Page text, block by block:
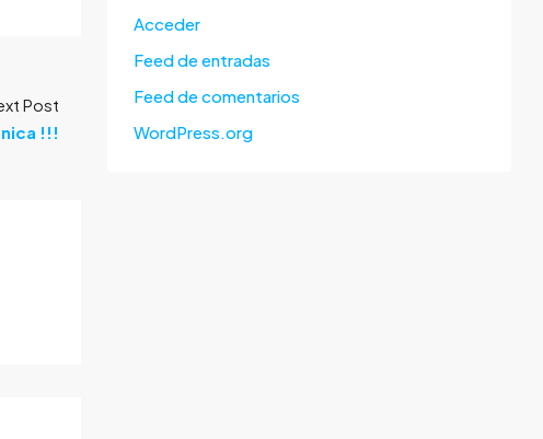
Post
!!!
Acceder
Feed de entradas
Feed de comentarios
WordPress.org